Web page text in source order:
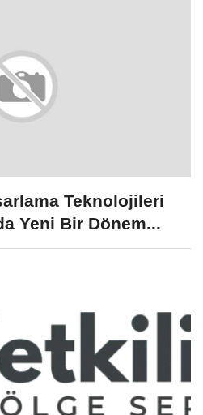
Teknolojileri
Yeni Bir Dönem...